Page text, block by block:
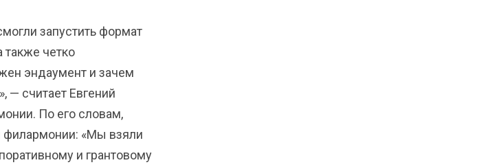
запустить формат
также четко
эндаумент и зачем
— считает Евгений
По его словам,
филармонии: «Мы взяли
и грантовому